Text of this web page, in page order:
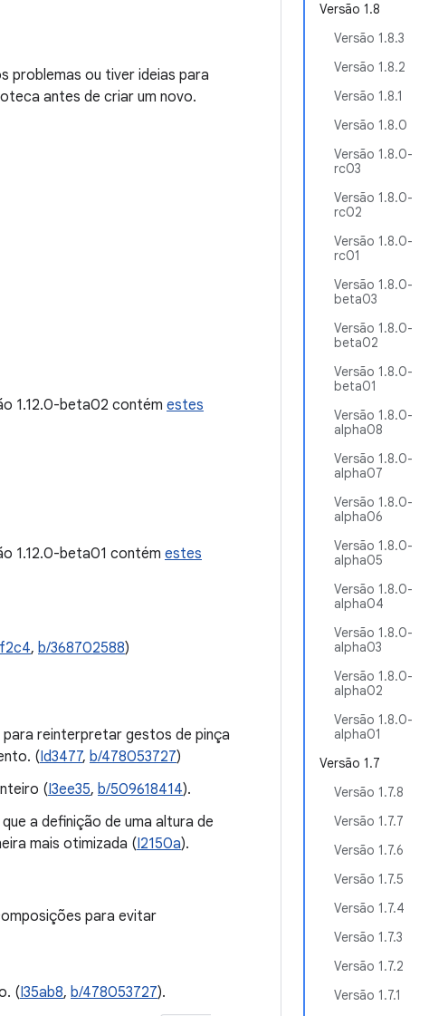
Versão 1.8
Versão 1.8.3
Versão 1.8.2
Versão 1.8.1
Versão 1.8.0
Versão 1.8.0-
rc03
Versão 1.8.0-
rc02
Versão 1.8.0-
rc01
Versão 1.8.0-
beta03
Versão 1.8.0-
beta02
Versão 1.8.0-
beta01
Versão 1.8.0-
alpha08
Versão 1.8.0-
alpha07
Versão 1.8.0-
alpha06
Versão 1.8.0-
alpha05
Versão 1.8.0-
alpha04
Versão 1.8.0-
alpha03
Versão 1.8.0-
alpha02
Versão 1.8.0-
alpha01
Versão 1.7
Versão 1.7.8
Versão 1.7.7
Versão 1.7.6
Versão 1.7.5
Versão 1.7.4
Versão 1.7.3
Versão 1.7.2
Versão 1.7.1
problemas ou tiver ideias para
antes de criar um novo.
1.12.0-beta02 contém estes
1.12.0-beta01 contém estes
, b/368702588)
para reinterpretar gestos de pinça
(Id3477, b/478053727)
(I3ee35, b/509618414).
que a definição de uma altura de
mais otimizada (I2150a).
para evitar
(I35ab8, b/478053727).